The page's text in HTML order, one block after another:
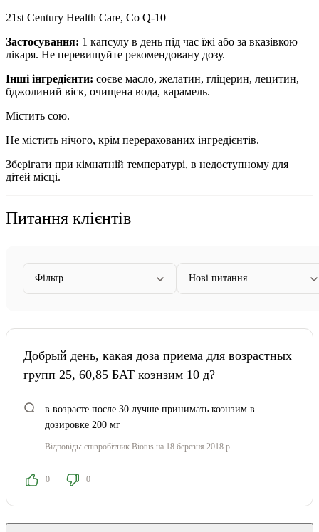
21st Century Health Care, Co Q-10
Застосування: 1 капсулу в день під час їжі або за вказівкою
лікаря. Не перевищуйте рекомендовану дозу.
Інші інгредієнти: соєве масло, желатин, гліцерин, лецитин,
бджолиний віск, очищена вода, карамель.
Містить сою.
Не містить нічого, крім перерахованих інгредієнтів.
Зберігати при кімнатній температурі, в недоступному для
дітей місці.
Питання клієнтів
Фільтр Нові питання
Добрый день, какая доза приема для возрaстных
групп 25, 60,85 БАТ коэнзим 10 д?
в возрасте после 30 лучше принимать коэнзим в
дозировке 200 мг
Відповідь: співробітник Biotus на 18 березня 2018 р.
0 0